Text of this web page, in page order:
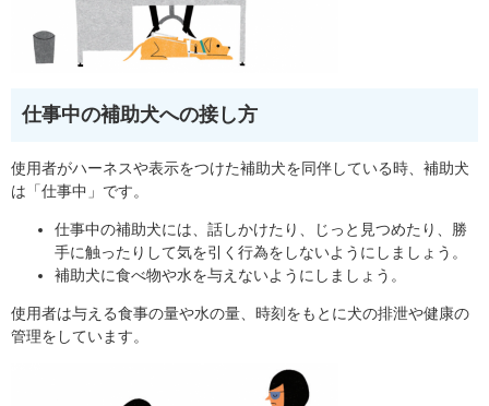
仕事中の補助犬への接し方
使用者がハーネスや表示をつけた補助犬を同伴している時、補助犬
は「仕事中」です。
仕事中の補助犬には、話しかけたり、じっと見つめたり、勝
手に触ったりして気を引く行為をしないようにしましょう。
補助犬に食べ物や水を与えないようにしましょう。
使用者は与える食事の量や水の量、時刻をもとに犬の排泄や健康の
管理をしています。